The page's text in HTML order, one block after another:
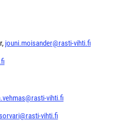
jouni.moisander@rasti-vihti.fi
vihti.fi
vihti.fi